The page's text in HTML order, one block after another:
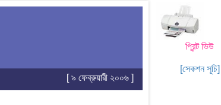
প্রিন্ট ভিউ
[সেকশন সূচি]
[ ৯ ফেব্রুয়ারী ২০০৬ ]